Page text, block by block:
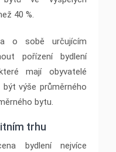
40 %.
o sobě určujícím
pořízení bydlení
mají obyvatelé
výše průměrného
bytu.
trhu
bydlení nejvíce